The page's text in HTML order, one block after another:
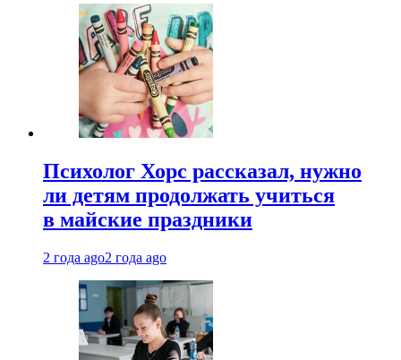
Психолог Хорс рассказал, нужно
ли детям продолжать учиться
в майские праздники
2 года ago2 года ago